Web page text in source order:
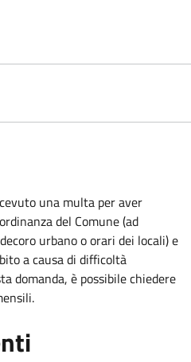
una multa per aver
del Comune (ad
urbano o orari dei locali) e
a causa di difficoltà
domanda, è possibile chiedere